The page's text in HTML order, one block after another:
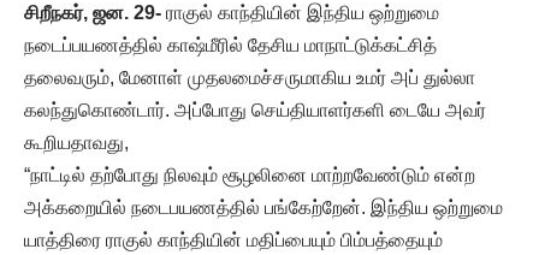
சிறீநகர், ஜன. 29- ராகுல் காந்தியின் இந்திய ஒற்றுமை
நடைப்பயணத்தில் காஷ்மீரில் தேசிய மாநாட்டுக்கட்சித்
தலைவரும், மேனாள் முதலமைச்சருமாகிய உமர் அப் துல்லா
கலந்துகொண்டார். அப்போது செய்தியாளர்களி டையே அவர்
கூறியதாவது,
“நாட்டில் தற்போது நிலவும் சூழலினை மாற்றவேண்டும் என்ற
அக்கறையில் நடைபயணத்தில் பங்கேற்றேன். இந்திய ஒற்றுமை
யாத்திரை ராகுல் காந்தியின் மதிப்பையும் பிம்பத்தையும்